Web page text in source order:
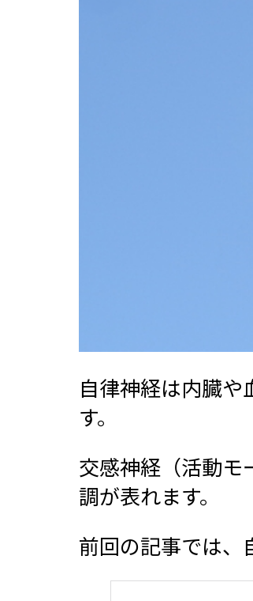
自律神経は内臓
す。
交感神経（活動モ
調が表れます。
前回の記事では、